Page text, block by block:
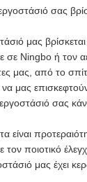
σας
μας
σε Ningbo ή τον
μας, από το
μας
σας
είναι
τον ποιοτικό
μας έχει